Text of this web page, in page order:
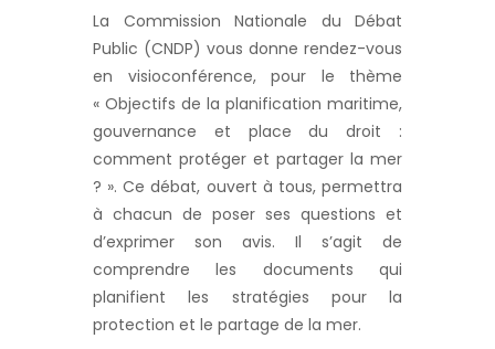
La Commission Nationale du Débat
Public (CNDP) vous donne rendez-vous
en visioconférence, pour le thème
« Objectifs de la planification maritime,
gouvernance et place du droit :
comment protéger et partager la mer
? ». Ce débat, ouvert à tous, permettra
à chacun de poser ses questions et
d’exprimer son avis. Il s’agit de
comprendre les documents qui
planifient les stratégies pour la
protection et le partage de la mer.